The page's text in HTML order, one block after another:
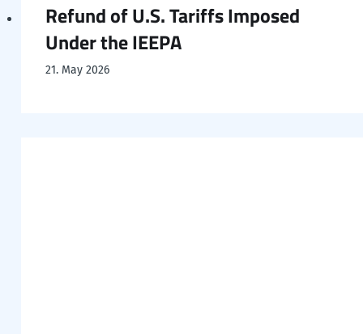
Refund of U.S. Tariffs Imposed
Under the IEEPA
21. May 2026